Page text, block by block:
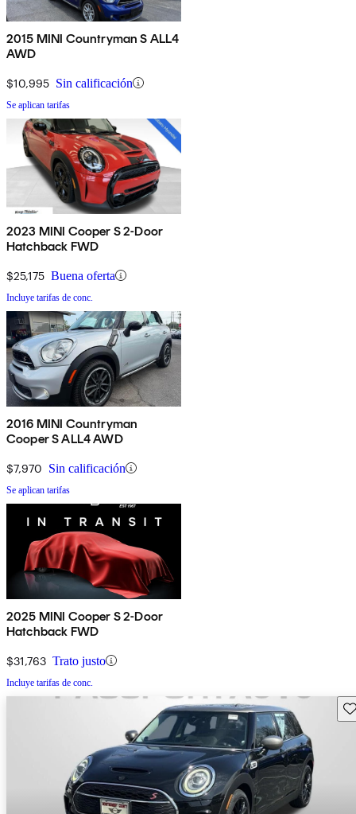
2015 MINI Countryman S ALL4
AWD
$10,995 Sin calificación
Se aplican tarifas
2023 MINI Cooper S 2-Door
Hatchback FWD
$25,175 Buena oferta
Incluye tarifas de conc.
2016 MINI Countryman
Cooper S ALL4 AWD
$7,970 Sin calificación
Se aplican tarifas
2025 MINI Cooper S 2-Door
Hatchback FWD
$31,763 Trato justo
Incluye tarifas de conc.